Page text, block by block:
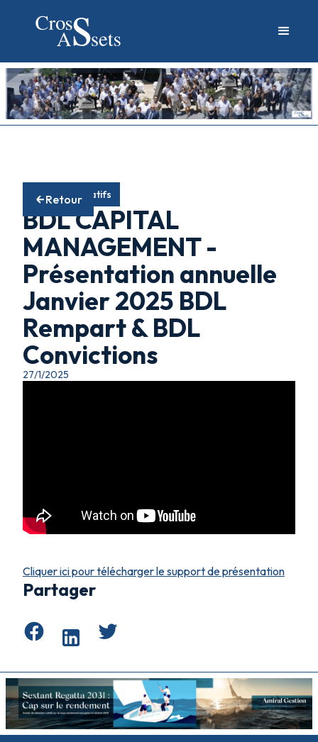
Retour
Fonds alternatifs
BDL CAPITAL
MANAGEMENT -
Présentation annuelle
Janvier 2025 BDL
Rempart & BDL
Convictions
27/1/2025
Cliquer ici pour télécharger le support de présentation
Partager